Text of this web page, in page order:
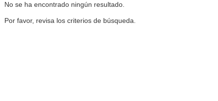
No se ha encontrado ningún resultado.
Por favor, revisa los criterios de búsqueda.